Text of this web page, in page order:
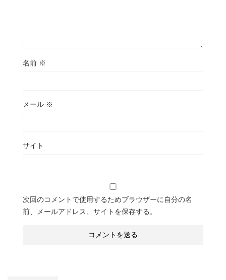
名前 ※
メール ※
サイト
次回のコメントで使用するためブラウザーに自分の名
前、メールアドレス、サイトを保存する。